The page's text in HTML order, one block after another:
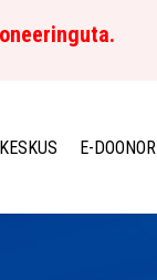
E-DOONOR